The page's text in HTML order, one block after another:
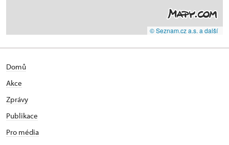
© Seznam.cz a.s. a další
Domů
Akce
Zprávy
Publikace
Pro média